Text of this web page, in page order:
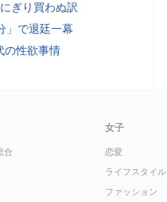
ぎり買わぬ訳
」で退廷一幕
の性欲事情
合
女子
恋愛
ライフスタイル
ファッション